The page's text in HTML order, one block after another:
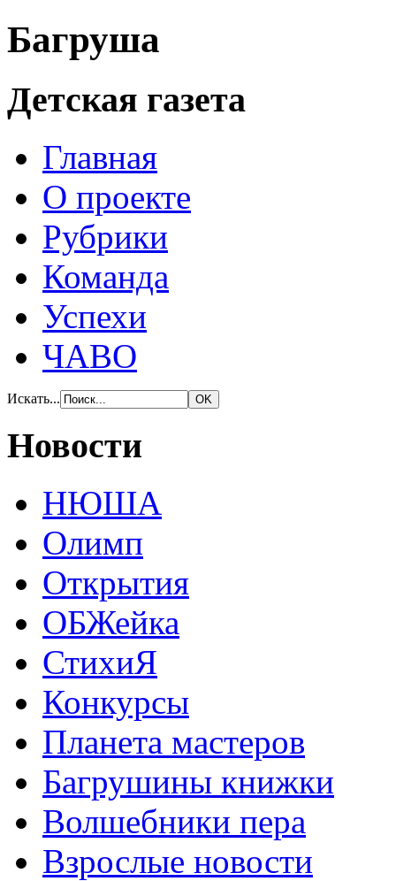
Багруша
Детская газета
Главная
О проекте
Рубрики
Команда
Успехи
ЧАВО
Искать...
Новости
НЮША
Олимп
Открытия
ОБЖейка
СтихиЯ
Конкурсы
Планета мастеров
Багрушины книжки
Волшебники пера
Взрослые новости